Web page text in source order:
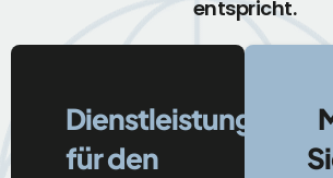
entspricht.
Dienstleistungen
für den